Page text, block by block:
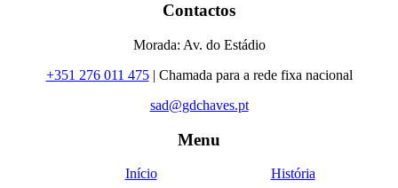
Contactos
Morada: Av. do Estádio
+351 276 011 475| Chamada para a rede fixa nacional
sad@gdchaves.pt
Menu
Início
História